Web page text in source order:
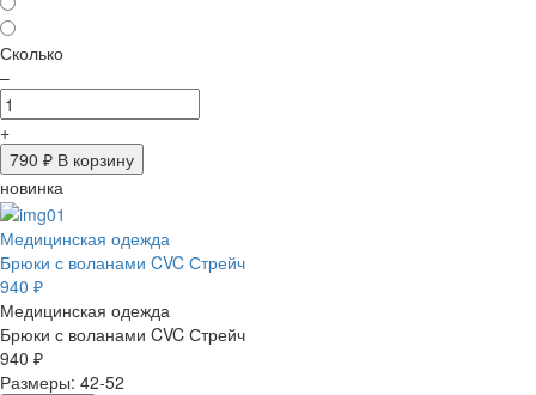
Сколько
–
+
790 ₽ В корзину
новинка
Медицинская одежда
Брюки с воланами CVC Стрейч
940 ₽
Медицинская одежда
Брюки с воланами CVC Стрейч
940 ₽
Размеры: 42-52